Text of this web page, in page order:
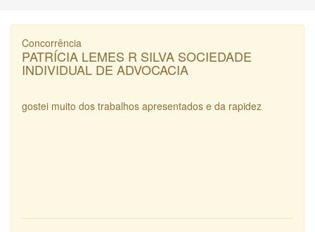
Concorrência
PATRÍCIA LEMES R SILVA SOCIEDADE
INDIVIDUAL DE ADVOCACIA
gostei muito dos trabalhos apresentados e da rapidez